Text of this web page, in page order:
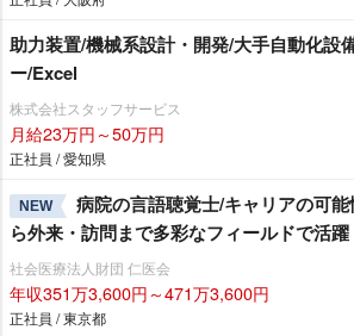
助力装置/機械系設計・開発/大手自動化設
ー/Excel
株式会社スタッフサービス
月給23万円～50万円
正社員 / 愛知県
NEW
病院の言語聴覚士/キャリアの可
ら外来・訪問まで多彩なフィールドで活躍
社会医療法人財団 仁医会
年収351万3,600円～471万3,600円
正社員 / 東京都